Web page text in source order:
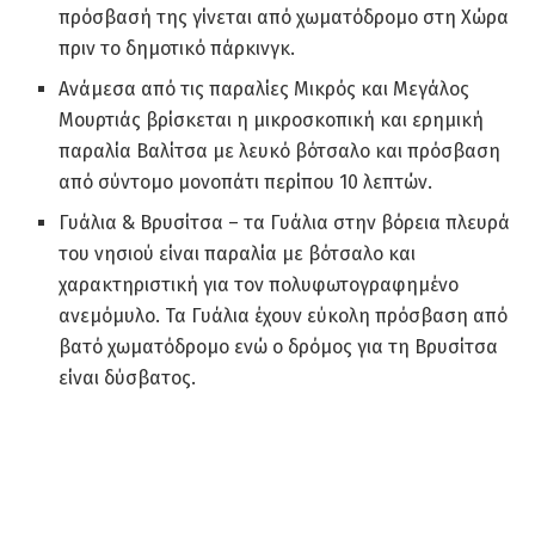
πρόσβασή της γίνεται από χωματόδρομο στη Χώρα
πριν το δημοτικό πάρκινγκ.
Ανάμεσα από τις παραλίες Μικρός και Μεγάλος
Μουρτιάς βρίσκεται η μικροσκοπική και ερημική
παραλία Βαλίτσα με λευκό βότσαλο και πρόσβαση
από σύντομο μονοπάτι περίπου 10 λεπτών.
Γυάλια & Βρυσίτσα – τα Γυάλια στην βόρεια πλευρά
του νησιού είναι παραλία με βότσαλο και
χαρακτηριστική για τον πολυφωτογραφημένο
ανεμόμυλο. Τα Γυάλια έχουν εύκολη πρόσβαση από
βατό χωματόδρομο ενώ ο δρόμος για τη Βρυσίτσα
είναι δύσβατος.